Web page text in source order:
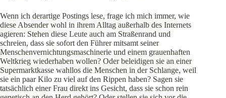
Wenn ich derartige Postings lese, frage ich mich immer, wie
diese Absender wohl in ihrem Alltag außerhalb des Internets
agieren: Stehen diese Leute auch am Straßenrand und
schreien, dass sie sofort den Führer mitsamt seiner
Menschenvernichtungsmaschinerie und einem grauenhaften
Weltkrieg wiederhaben wollen? Oder beleidigen sie an einer
Supermarktkasse wahllos die Menschen in der Schlange, weil
sie ein paar Kilo zu viel auf den Rippen haben? Sagen sie
tatsächlich einer Frau direkt ins Gesicht, dass sie schon rein